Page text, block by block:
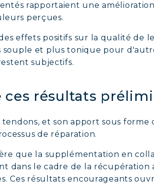
rapportaient une
perçues.
effets positifs sur la qualité de
et plus tonique pour
subjectifs.
résultats
et son apport sous
de réparation.
que la supplémentation en
dans le cadre de la
Ces résultats encourageants